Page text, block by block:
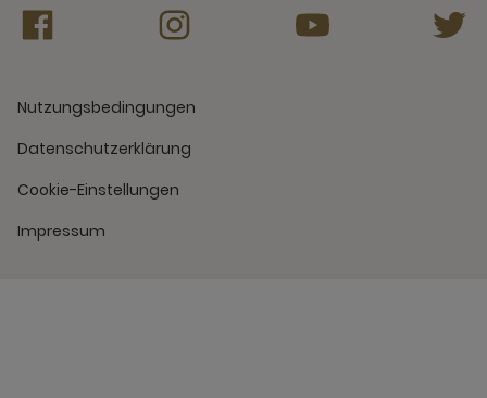
Nutzungsbedingungen
Datenschutzerklärung
Cookie-Einstellungen
Impressum